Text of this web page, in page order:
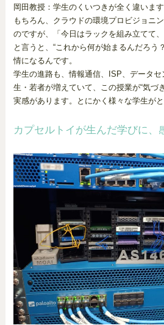
岡田教授：学生のくいつきが全く違います
もちろん、クラウドの環境プロビジョニ
のですが、「今日はラックを組み立てて
と言うと、“これから何が始まるんだろう
情になるんです。
学生の進路も、情報通信、ISP、データ
生・若者が増えていて、この授業が“気づ
実感があります。とにかく様々な学生が
カプセルトイが生んだ学びに、